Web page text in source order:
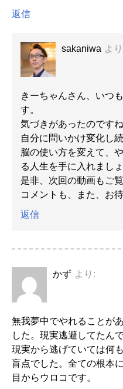
返信
sakaniwa よ
きーちゃんさん、いつ
す。
気づきがあったのですね
自分に問いかけ変化し
脳の使い方を変えて、
る人生を手に入れましょ
是非、次回の動画もご覧
コメントも、また、お
返信
かず より:
無我夢中でやれることが
した。現実逃避してたんで
現実から逃げていては何
盲点でした。全ての根本
目からウロコです。